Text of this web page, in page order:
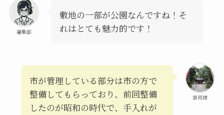
編集部
敷地の一部が公園なんですね！そ
れはとても魅力的です！
宮司様
市が管理している部分は市の方で
整備してもらっており、前回整備
したのが昭和の時代で、手入れが